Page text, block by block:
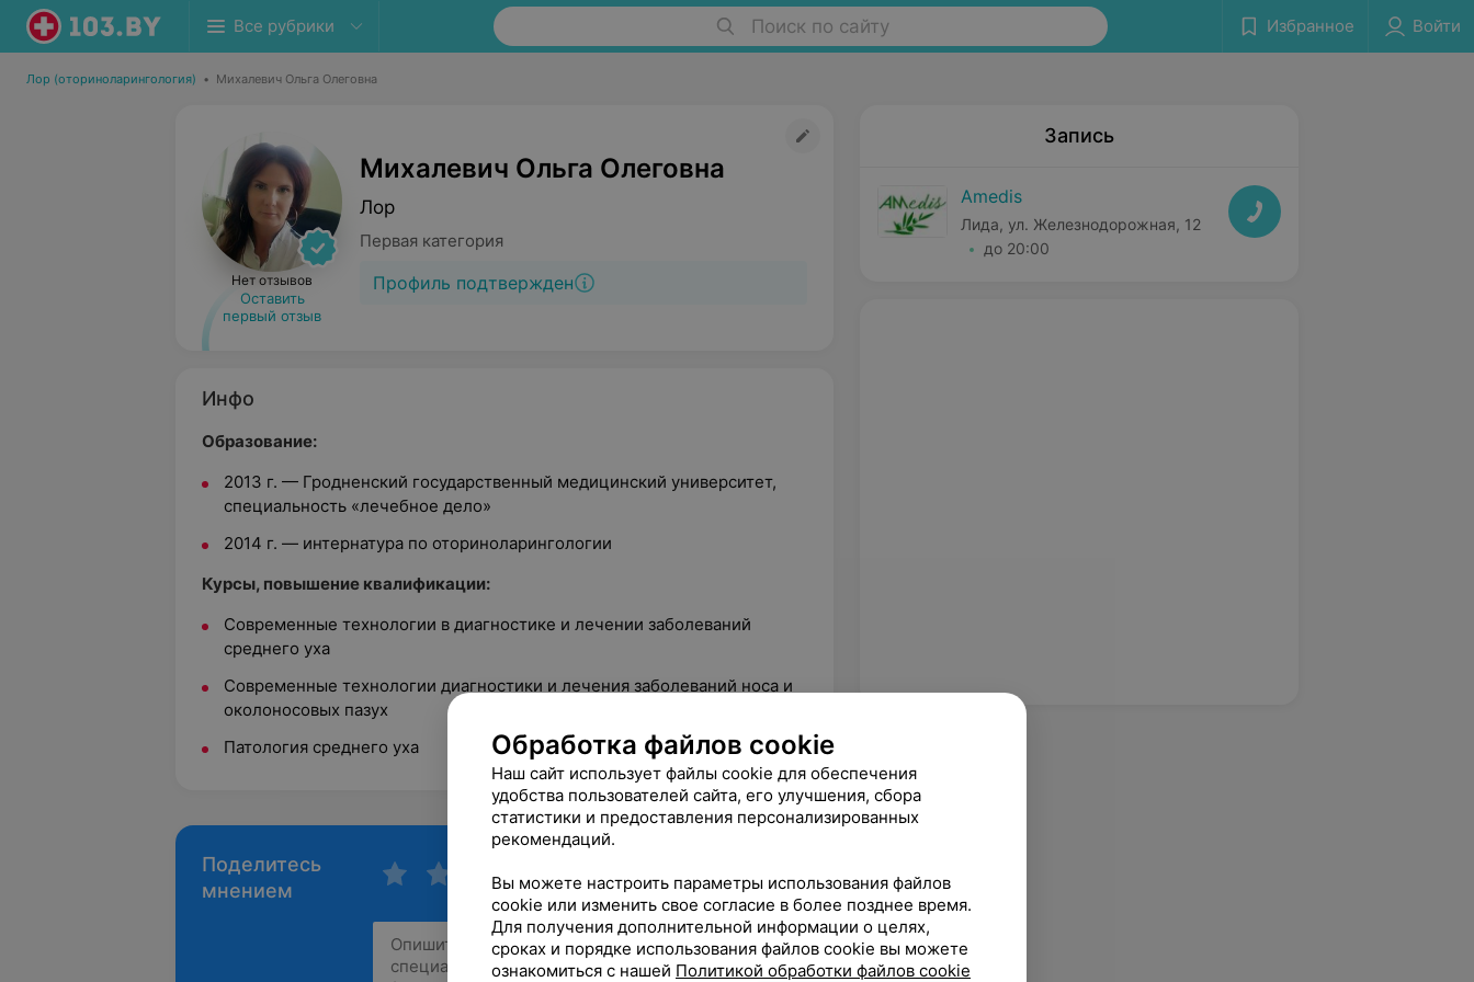
Все рубрики Поиск по сайту Избранное Войти
Лор (оториноларингология) • Михалевич Ольга Олеговна
Нет отзывов
Оставить
первый отзыв
Михалевич Ольга Олеговна
Лор
Первая категория
Профиль подтвержден
Инфо
Образование:
2013 г. — Гродненский государственный медицинский университет,
специальность «лечебное дело»
2014 г. — интернатура по оториноларингологии
Курсы, повышение квалификации:
Современные технологии в диагностике и лечении заболеваний
среднего уха
Современные технологии диагностики и лечения заболеваний носа и
околоносовых пазух
Патология среднего уха
Поделитесь
мнением
Запись
Amedis
Лида, ул. Железнодорожная, 12
до 20:00
Обработка файлов cookie
Наш сайт использует файлы cookie для обеспечения
удобства пользователей сайта, его улучшения, сбора
статистики и предоставления персонализированных
рекомендаций.
Вы можете настроить параметры использования файлов
cookie или изменить свое согласие в более позднее время.
Для получения дополнительной информации о целях,
сроках и порядке использования файлов cookie вы можете
ознакомиться с нашей Политикой обработки файлов cookie